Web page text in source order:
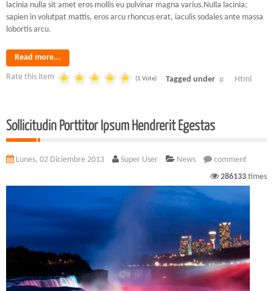
lacinia nulla sit amet eros mollis eu pulvinar magna varius.Nulla lacinia;
sapien in volutpat mattis, eros arcu rhoncus erat, iaculis sodales ante massa
lobortis arcu.
Read more...
Rate this item (1 Vote) Tagged under Html
Sollicitudin Porttitor Ipsum Hendrerit Egestas
Lunes, 02 Diciembre 2013 Super User News
comment
286133 times